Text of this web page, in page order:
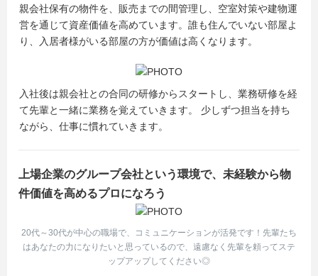
親会社保有の物件を、販売までの間管理し、空室対策や建物運
営を通じて資産価値を高めています。誰も住んでいない部屋よ
り、入居者様がいる部屋の方が価値は高くなります。
入社後は親会社との合同の研修からスタートし、業務研修を経
て先輩と一緒に業務を覚えていきます。 少しずつ担当を持ち
ながら、仕事に慣れていきます。
上場企業のグループ会社という環境で、未経験から物
件価値を高めるプロになろう
20代～30代が中心の職場で、コミュニケーションが活発です！先輩たち
はあなたの力になりたいと思っているので、遠慮なく先輩を頼ってステ
ップアップしてください◎